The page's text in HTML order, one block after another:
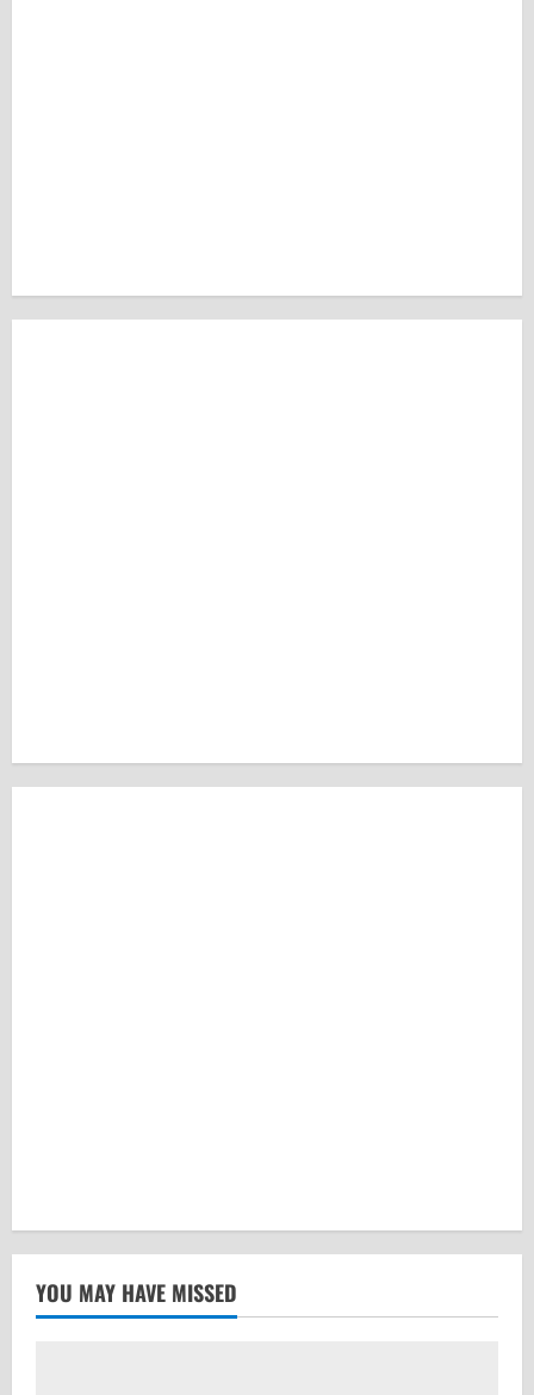
YOU MAY HAVE MISSED